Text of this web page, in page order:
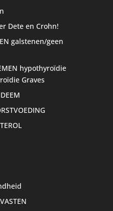
Dete en Crohn!
galstenen/geen
hypothyroïdie
Graves